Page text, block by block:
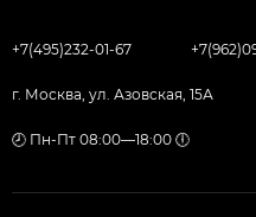
+7(495)232-01-67
г. Москва, ул. Азовская, 15А
🕗 Пн-Пт 08:00—18:00 🕕